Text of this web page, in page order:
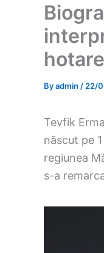
hotare
Byadmin / 22/
Tevfik
născut pe
regiunea
s-a